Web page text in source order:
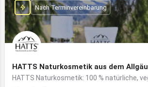
HATTS Naturkosmetik aus dem Allgäu
Nach Terminvereinbarung